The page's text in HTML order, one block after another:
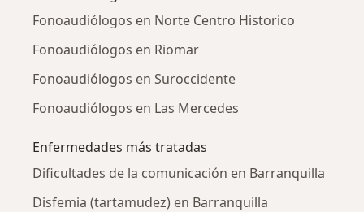
Fonoaudiólogos en Norte Centro Historico
Fonoaudiólogos en Riomar
Fonoaudiólogos en Suroccidente
Fonoaudiólogos en Las Mercedes
Enfermedades más tratadas
Dificultades de la comunicación en Barranquilla
Disfemia (tartamudez) en Barranquilla